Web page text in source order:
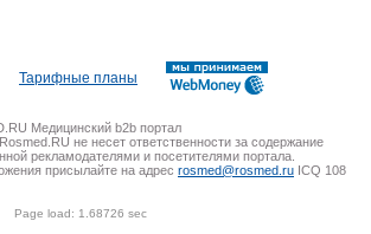
Тарифные планы
Медицинский b2b портал
не несет ответственности за содержание
рекламодателями и посетителями портала.
присылайте на адрес rosmed@rosmed.ru ICQ 108
Page load: 1.68726 sec